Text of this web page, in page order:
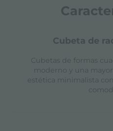
cubeta de
Cubetas de formas
moderno y una
estética minimalista